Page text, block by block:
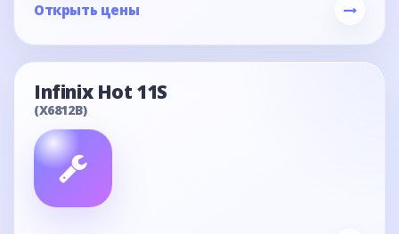
Открыть цены
Infinix Hot 11S
(X6812B)